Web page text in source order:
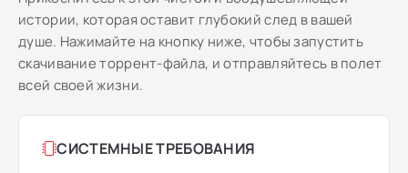
истории, которая оставит глубокий след в вашей
душе. Нажимайте на кнопку ниже, чтобы запустить
скачивание торрент-файла, и отправляйтесь в полет
всей своей жизни.
СИСТЕМНЫЕ ТРЕБОВАНИЯ